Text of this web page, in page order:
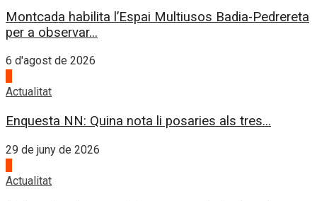
Montcada habilita l’Espai Multiusos Badia-Pedrereta
per a observar...
6 d'agost de 2026
Actualitat
Enquesta NN: Quina nota li posaries als tres...
29 de juny de 2026
Actualitat